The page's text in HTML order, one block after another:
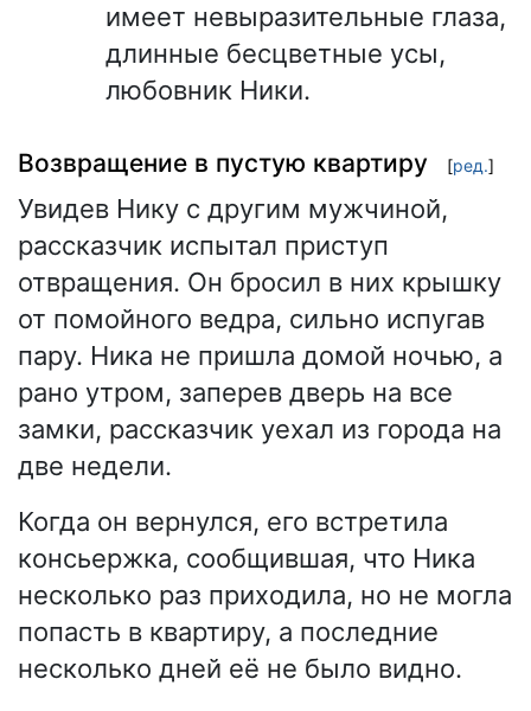
имеет невыразительные глаза,
длинные бесцветные усы,
любовник Ники.
Возвращение в пустую квартиру [ред.]
Увидев Нику с другим мужчиной,
рассказчик испытал приступ
отвращения. Он бросил в них крышку
от помойного ведра, сильно испугав
пару. Ника не пришла домой ночью, а
рано утром, заперев дверь на все
замки, рассказчик уехал из города на
две недели.
Когда он вернулся, его встретила
консьержка, сообщившая, что Ника
несколько раз приходила, но не могла
попасть в квартиру, а последние
несколько дней её не было видно.